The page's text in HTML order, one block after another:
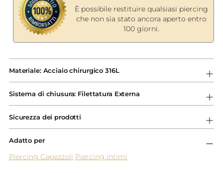
È possibile restituire qualsiasi piercing
che non sia stato ancora aperto entro
100 giorni.
prodotto
al
carrello...
Materiale: Acciaio chirurgico 316L
Sistema di chiusura: Filettatura Externa
Sicurezza dei prodotti
Adatto per
Piercing Capezzoli Piercing intimi